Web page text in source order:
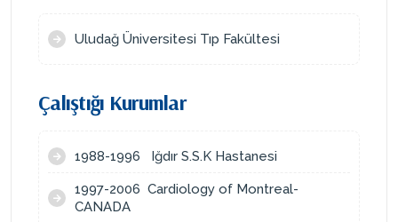
Uludağ Üniversitesi Tıp Fakültesi
Çalıştığı Kurumlar
1988-1996 Iğdır S.S.K Hastanesi
1997-2006 Cardiology of Montreal-
CANADA